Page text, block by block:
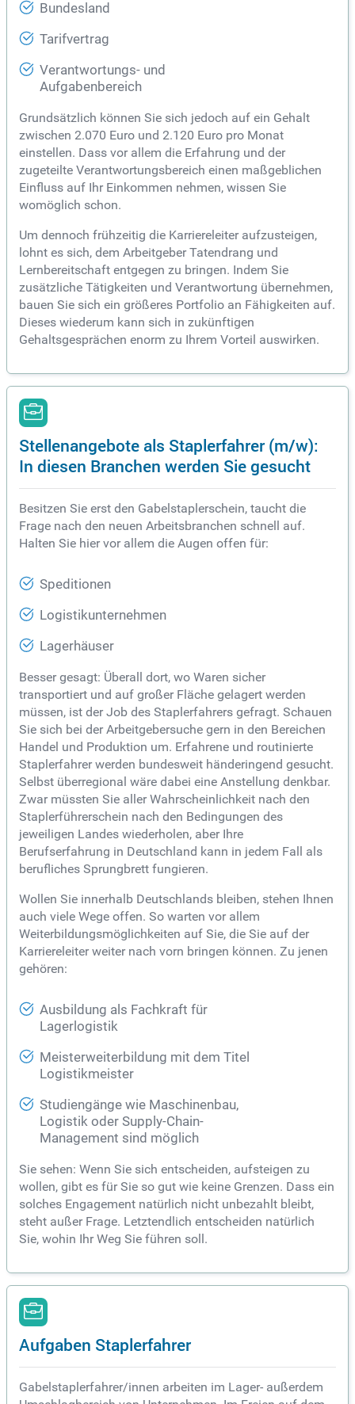
Bundesland
Tarifvertrag
Verantwortungs- und
Aufgabenbereich
Grundsätzlich können Sie sich jedoch auf ein Gehalt
zwischen 2.070 Euro und 2.120 Euro pro Monat
einstellen. Dass vor allem die Erfahrung und der
zugeteilte Verantwortungsbereich einen maßgeblichen
Einfluss auf Ihr Einkommen nehmen, wissen Sie
womöglich schon.
Um dennoch frühzeitig die Karriereleiter aufzusteigen,
lohnt es sich, dem Arbeitgeber Tatendrang und
Lernbereitschaft entgegen zu bringen. Indem Sie
zusätzliche Tätigkeiten und Verantwortung übernehmen,
bauen Sie sich ein größeres Portfolio an Fähigkeiten auf.
Dieses wiederum kann sich in zukünftigen
Gehaltsgesprächen enorm zu Ihrem Vorteil auswirken.
Stellenangebote als Staplerfahrer (m/w):
In diesen Branchen werden Sie gesucht
Besitzen Sie erst den Gabelstaplerschein, taucht die
Frage nach den neuen Arbeitsbranchen schnell auf.
Halten Sie hier vor allem die Augen offen für:
Speditionen
Logistikunternehmen
Lagerhäuser
Besser gesagt: Überall dort, wo Waren sicher
transportiert und auf großer Fläche gelagert werden
müssen, ist der Job des Staplerfahrers gefragt. Schauen
Sie sich bei der Arbeitgebersuche gern in den Bereichen
Handel und Produktion um. Erfahrene und routinierte
Staplerfahrer werden bundesweit händeringend gesucht.
Selbst überregional wäre dabei eine Anstellung denkbar.
Zwar müssten Sie aller Wahrscheinlichkeit nach den
Staplerführerschein nach den Bedingungen des
jeweiligen Landes wiederholen, aber Ihre
Berufserfahrung in Deutschland kann in jedem Fall als
berufliches Sprungbrett fungieren.
Wollen Sie innerhalb Deutschlands bleiben, stehen Ihnen
auch viele Wege offen. So warten vor allem
Weiterbildungsmöglichkeiten auf Sie, die Sie auf der
Karriereleiter weiter nach vorn bringen können. Zu jenen
gehören:
Ausbildung als Fachkraft für
Lagerlogistik
Meisterweiterbildung mit dem Titel
Logistikmeister
Studiengänge wie Maschinenbau,
Logistik oder Supply-Chain-
Management sind möglich
Sie sehen: Wenn Sie sich entscheiden, aufsteigen zu
wollen, gibt es für Sie so gut wie keine Grenzen. Dass ein
solches Engagement natürlich nicht unbezahlt bleibt,
steht außer Frage. Letztendlich entscheiden natürlich
Sie, wohin Ihr Weg Sie führen soll.
Aufgaben Staplerfahrer
Gabelstaplerfahrer/innen arbeiten im Lager- außerdem